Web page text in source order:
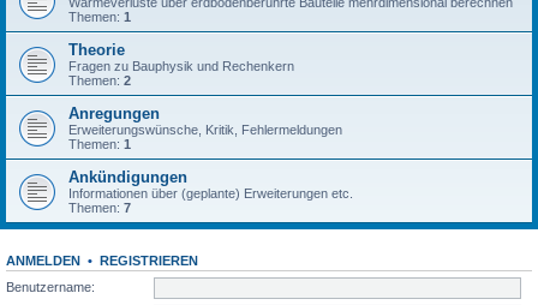
Themen: 1
Theorie
Fragen zu Bauphysik und Rechenkern
Themen: 2
Anregungen
Erweiterungswünsche, Kritik, Fehlermeldungen
Themen: 1
Ankündigungen
Informationen über (geplante) Erweiterungen etc.
Themen: 7
ANMELDEN • REGISTRIEREN
Benutzername: